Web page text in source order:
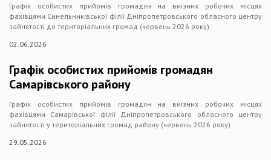
Графік особистих прийомів громадян на виїзних робочих місцях
фахівцями Синельниківської філії Дніпропетровського обласного центру
зайнятості до територіальних громад (червень 2026 року)
02.06.2026
Графік особистих прийомів громадян
Самарівського району
Графік особистих прийомів громадян на виїзних робочих місцях
фахівцями Самарівської філії Дніпропетровського обласного центру
зайнятості у територіальних громад району (червень 2026 року)
29.05.2026